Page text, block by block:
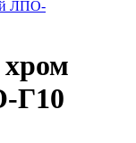
Г10